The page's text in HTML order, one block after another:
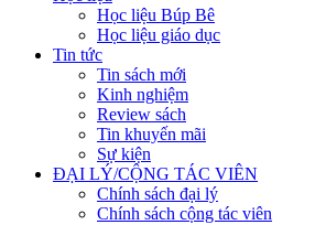
Học liệu Búp Bê
Học liệu giáo dục
Tin tức
Tin sách mới
Kinh nghiệm
Review sách
Tin khuyến mãi
Sự kiện
ĐẠI LÝ/CỘNG TÁC VIÊN
Chính sách đại lý
Chính sách cộng tác viên